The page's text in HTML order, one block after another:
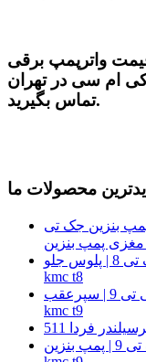
واترپمپ برقی
آقای کی ام سی در تهران
تماس بگیرید.
محصولات ما
ام سی تی 8 | مغزی پمپ بنزین جک تی
پلوس جلو کی ام سی تی 8 | پلوس جلو جک تی 8 | پلوس جلو
kmc t8
سپرعقب جک تی 9 | سپرعقب کی ام سی تی 9 | سپرعقب
kmc t9
فردا 511
پمپ بنزین کی ام سی تی 9 | پمپ بنزین جک تی 9 | پمپ بنزین